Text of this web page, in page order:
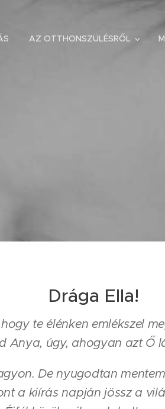
AZ OTTHONSZÜLÉSRŐL
Drága Ella!
te élénken emlékszel
Anya, úgy, ahogyan azt Ő
De nyugodtan
a kiírás napján jössz a